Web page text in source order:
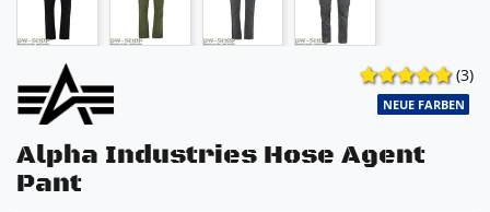
(3)
NEUE FARBEN
Alpha Industries Hose Agent
Pant